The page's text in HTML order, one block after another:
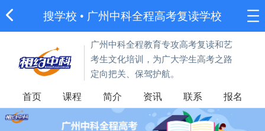
搜学校 • 广州中科全程高考复读学校
广州中科全程教育专攻高考复读和艺
考生文化培训，为广大学生高考之路
定向把关、保驾护航。
首页 课程 简介 资讯 联系 报名